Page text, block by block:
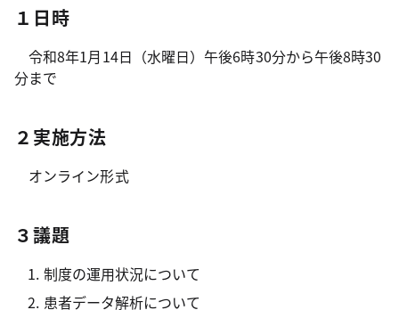
１日時
令和8年1月14日（水曜日）午後6時30分から午後8時30
分まで
２実施方法
オンライン形式
３議題
制度の運用状況について
患者データ解析について